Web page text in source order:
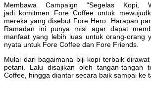
Membawa Campaign “Segelas Kopi,
jadi komitmen Fore Coffee untuk
mereka yang disebut Fore Hero. Harapan
Ramadan ini punya misi agar dapat
manfaat yang lebih luas untuk orang-orang
nyata untuk Fore Coffee dan Fore Friends.
Mulai dari bagaimana biji kopi terbaik
petani. Lalu disajikan oleh tangan-tangan
Coffee, hingga diantar secara baik sampai ke